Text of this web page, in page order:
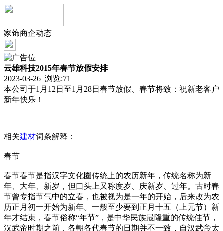
家饰商企动态
云雄科技2015年春节放假安排
2023-03-26 浏览:71
本公司于1月12日至1月28日春节放假、春节将致：祝新老客户
新年快乐！
相关建材词条解释：
春节
春节春节是指汉字文化圈传统上的农历新年，传统名称为新
年、大年、新岁，但口头上又称度岁、庆新岁、过年。古时春
节曾专指节气中的立春，也被视为是一年的开始，后来改为农
历正月初一开始为新年。一般至少要到正月十五（上元节）新
年才结束，春节俗称“年节”，是中华民族最隆重的传统佳节，
汉武帝时期之前，各朝各代春节的日期并不一致，自汉武帝太